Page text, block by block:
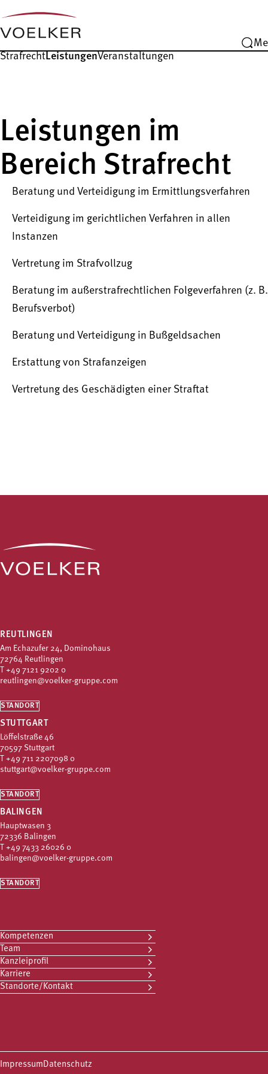
StrafrechtLeistungenVeranstaltungen
Leistungen im
Bereich Strafrecht
Beratung und Verteidigung im Ermittlungsverfahren
Verteidigung im gerichtlichen Verfahren in allen
Instanzen
Vertretung im Strafvollzug
Beratung im außerstrafrechtlichen Folgeverfahren (z. B.
Berufsverbot)
Beratung und Verteidigung in Bußgeldsachen
Erstattung von Strafanzeigen
Vertretung des Geschädigten einer Straftat
REUTLINGEN
Am Echazufer 24, Dominohaus
72764 Reutlingen
T +49 7121 9202 0
reutlingen@voelker-gruppe.com
STANDORT
STUTTGART
Löffelstraße 46
70597 Stuttgart
T +49 711 2207098 0
stuttgart@voelker-gruppe.com
STANDORT
BALINGEN
Hauptwasen 3
72336 Balingen
T +49 7433 26026 0
balingen@voelker-gruppe.com
STANDORT
Kompetenzen
Team
Kanzleiprofil
Karriere
Standorte/Kontakt
ImpressumDatenschutz